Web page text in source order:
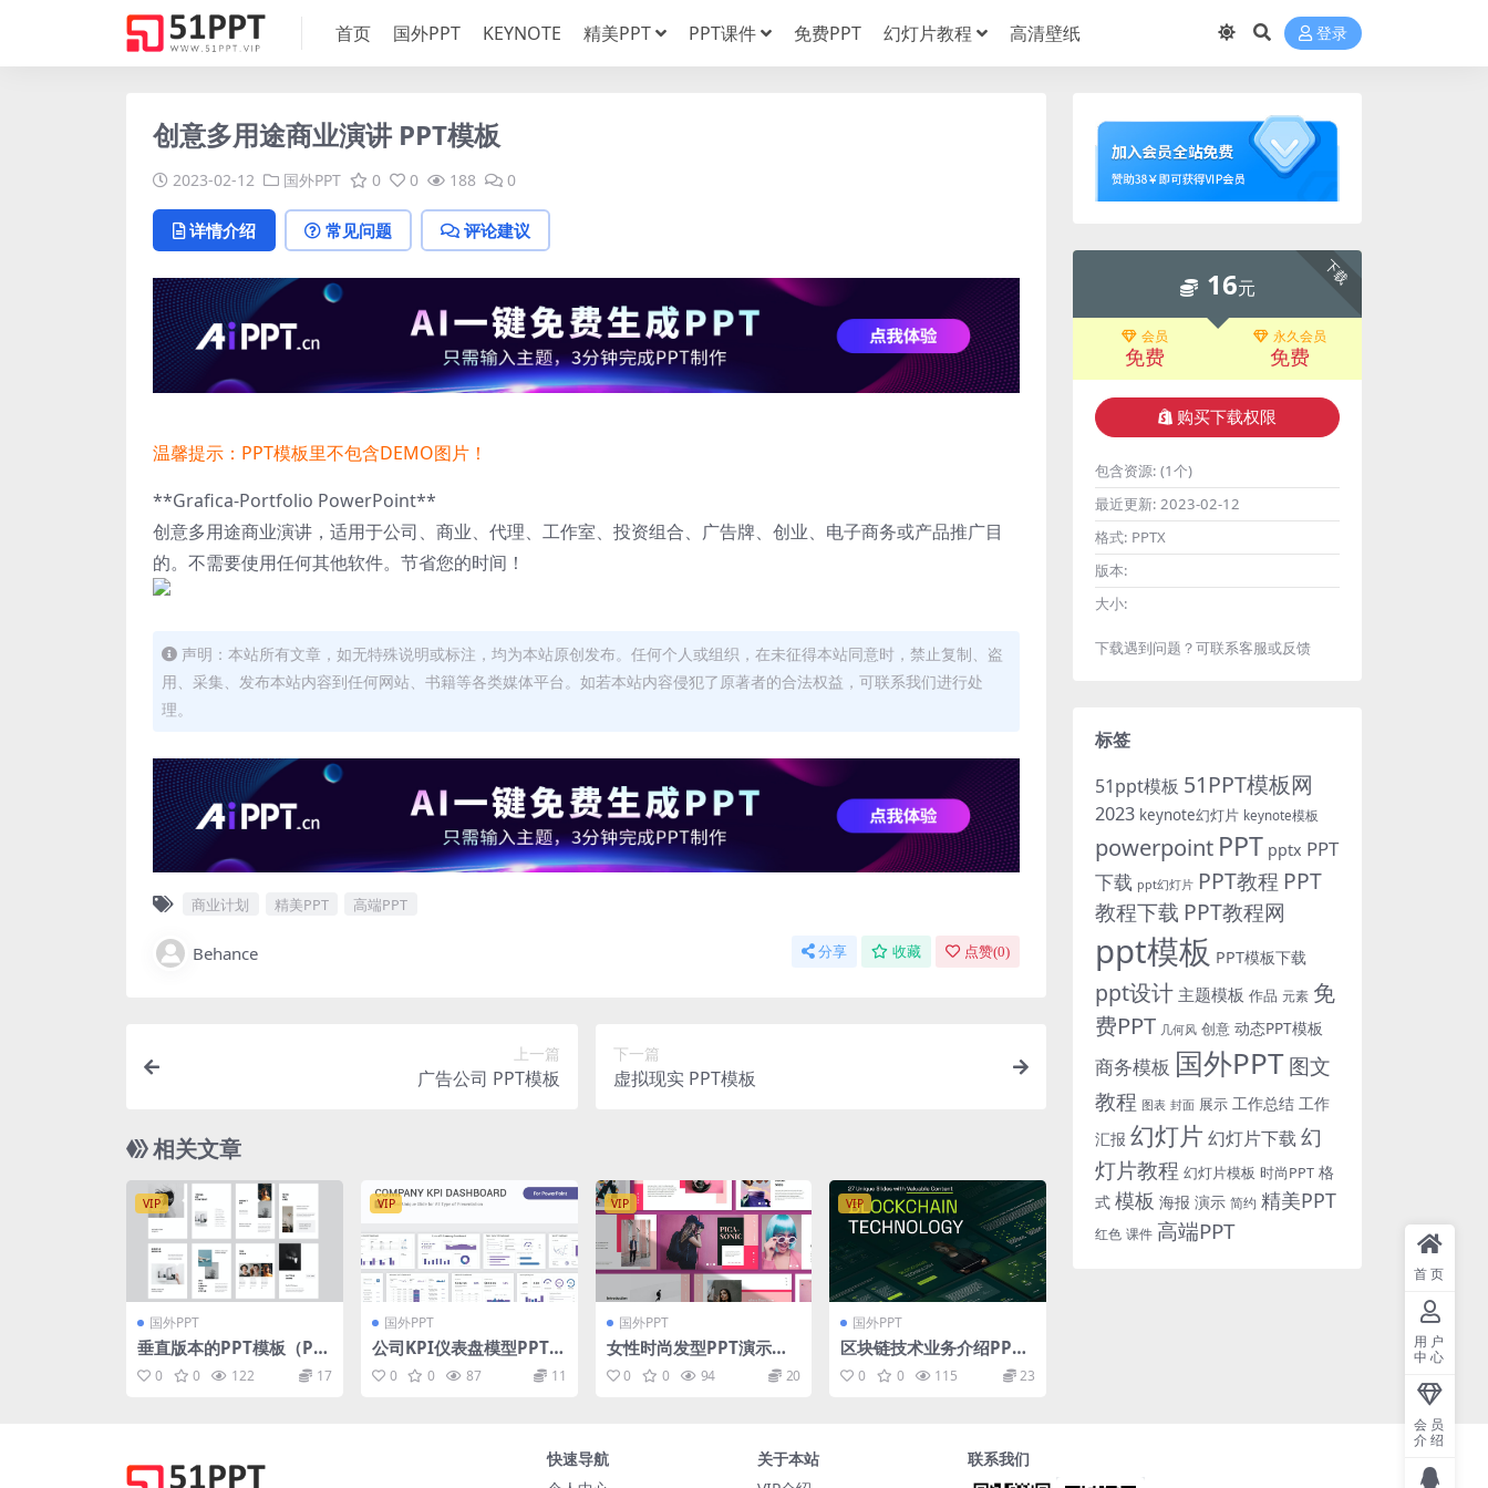
首页 国外PPT KEYNOTE 精美PPT PPT课件 免费PPT 幻灯片教程 高清壁纸 登录
创意多用途商业演讲 PPT模板
2023-02-12 国外PPT 0 0 188 0
详情介绍 常见问题 评论建议
温馨提示：PPT模板里不包含DEMO图片！
**Grafica-Portfolio PowerPoint**
创意多用途商业演讲，适用于公司、商业、代理、工作室、投资组合、广告牌、创业、电子商务或产品推广目
的。不需要使用任何其他软件。节省您的时间！
声明：本站所有文章，如无特殊说明或标注，均为本站原创发布。任何个人或组织，在未征得本站同意时，禁止复制、盗
用、采集、发布本站内容到任何网站、书籍等各类媒体平台。如若本站内容侵犯了原著者的合法权益，可联系我们进行处
理。
商业计划 精美PPT 高端PPT
Behance 分享 收藏 点赞(0)
上一篇
广告公司 PPT模板
下一篇
虚拟现实 PPT模板
相关文章
VIP
国外PPT
垂直版本的PPT模板（PP
TX）
0 0 122 17
VIP
国外PPT
公司KPI仪表盘模型PPT模
板下载 Company KPI Da
shboard Model Power
0 0 87 11
VIP
国外PPT
女性时尚发型PPT演示文
稿 Picasonic Presentat
ion Template
0 0 94 20
VIP
国外PPT
区块链技术业务介绍PPT
模版
0 0 115 23
下载
16元
会员
免费
永久会员
免费
购买下载权限
包含资源: (1个)
最近更新: 2023-02-12
格式: PPTX
版本:
大小:
下载遇到问题？可联系客服或反馈
标签
51ppt模板 51PPT模板网
2023 keynote幻灯片 keynote模板
powerpoint PPT pptx PPT
下载 ppt幻灯片 PPT教程 PPT
教程下载 PPT教程网
ppt模板 PPT模板下载
ppt设计 主题模板 作品 元素 免
费PPT 几何风 创意 动态PPT模板
商务模板 国外PPT图文
教程 图表 封面 展示 工作总结 工作
汇报 幻灯片 幻灯片下载 幻
灯片教程 幻灯片模板 时尚PPT 格
式 模板 海报 演示 简约 精美PPT
红色 课件 高端PPT
快速导航
关于本站
联系我们
首页
用户
中心
会员
介绍